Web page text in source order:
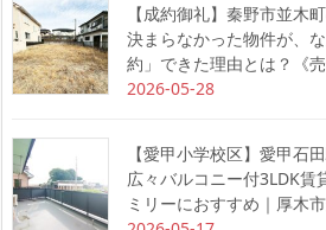
【成約御礼】秦野市並木
決まらなかった物件が、
約」できた理由とは？《
2026-05-28
【愛甲小学校区】愛甲石
広々バルコニー付3LDK賃
ミリーにおすすめ｜厚木